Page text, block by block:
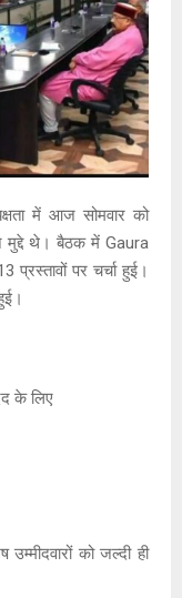
में आज सोमवार को
थे। बैठक में Gaura
पर चर्चा हुई।
के लिए
को जल्दी ही